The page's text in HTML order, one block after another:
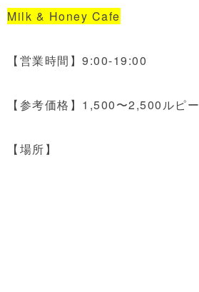
Milk & Honey Cafe
【営業時間】9:00-19:00
【参考価格】1,500〜2,500ルピー
【場所】